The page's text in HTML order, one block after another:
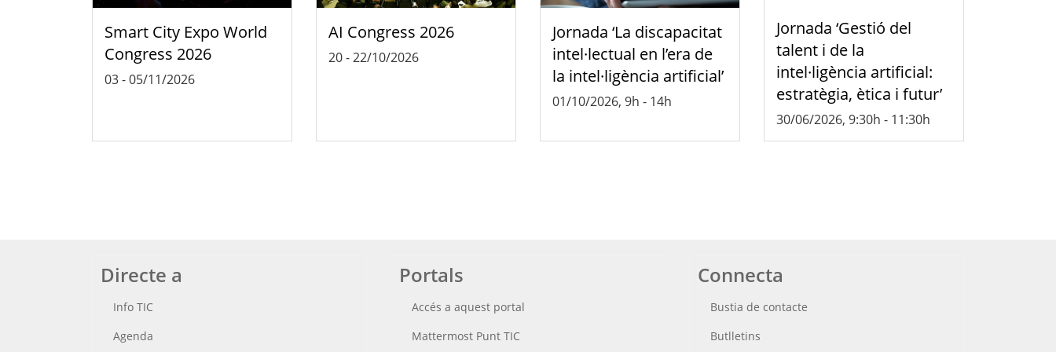
Smart City Expo World
Congress 2026
03-05/11/2026
AI Congress 2026
20-22/10/2026
Jornada ‘La discapacitat
intel·lectual en l’era de
la intel·ligència artificial’
01/10/2026, 9h - 14h
Jornada ‘Gestió del
talent i de la
intel·ligència artificial:
estratègia, ètica i futur’
30/06/2026, 9:30h - 11:30h
Directe a
Info TIC
Agenda
Portals
Accés a aquest portal
Mattermost Punt TIC
Connecta
Bustia de contacte
Butlletins